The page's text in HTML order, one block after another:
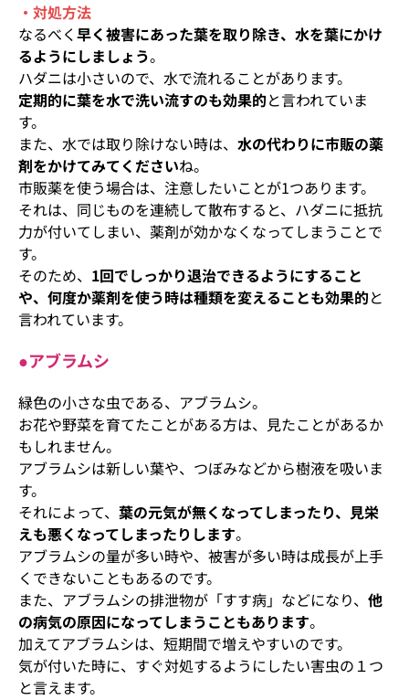
・対処方法
なるべく早く被害にあった葉を取り除き、水を葉にかけ
るようにしましょう。
ハダニは小さいので、水で流れることがあります。
定期的に葉を水で洗い流すのも効果的と言われていま
す。
また、水では取り除けない時は、 水の代わりに市販の薬
剤をかけてみてくださいね。
市販薬を使う場合は、注意したいことが1つあります。
それは、同じものを連続して散布すると、ハダニに抵抗
力が付いてしまい、薬剤が効かなくなってしまうことで
す。
そのため、 1回でしっかり退治できるようにすること
や、何度か薬剤を使う時は種類を変えることも効果的と
言われています。
●アブラムシ
緑色の小さな虫である、アブラムシ。
お花や野菜を育てたことがある方は、見たことがあるか
もしれません。
アブラムシは新しい葉や、つぼみなどから樹液を吸いま
す。
それによって、 葉の元気が無くなってしまったり、見栄
えも悪くなってしまったりします。
アブラムシの量が多い時や、被害が多い時は成長が上手
くできないこともあるのです。
また、アブラムシの排泄物が「すす病」などになり、 他
の病気の原因になってしまうこともあります。
加えてアブラムシは、短期間で増えやすいのです。
気が付いた時に、すぐ対処するようにしたい害虫の１つ
と言えます。